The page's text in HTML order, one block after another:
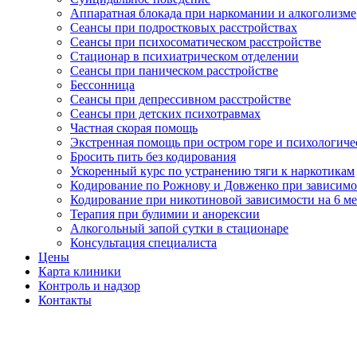
Аппаратная блокада при наркомании и алкоголизме
Сеансы при подростковых расстройствах
Сеансы при психосоматическом расстройстве
Стационар в психиатрическом отделении
Сеансы при паническом расстройстве
Бессонница
Сеансы при депрессивном расстройстве
Сеансы при детских психотравмах
Частная скорая помощь
Экстренная помощь при остром горе и
Бросить пить без кодирования
Ускоренный курс по устранению тяги к наркотикам
Кодирование по Рожнову и Довженко при
Кодирование при никотиновой зависимости на 6
Терапия при булимии и анорексии
Алкогольный запой сутки в стационаре
Консультация специалиста
Цены
Карта клиники
Контроль и надзор
Контакты